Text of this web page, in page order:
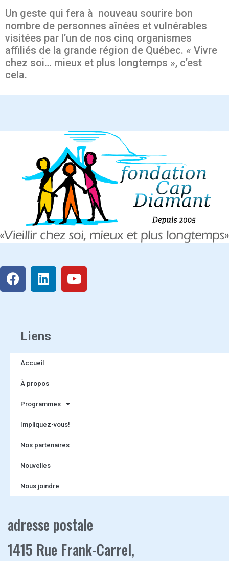
Un geste qui fera à nouveau sourire bon
nombre de personnes aînées et vulnérables
visitées par l’un de nos cinq organismes
affiliés de la grande région de Québec. « Vivre
chez soi… mieux et plus longtemps », c’est
cela.
Liens
Accueil
À propos
Programmes
Impliquez-vous!
Nos partenaires
Nouvelles
Nous joindre
adresse postale
1415 Rue Frank-Carrel,